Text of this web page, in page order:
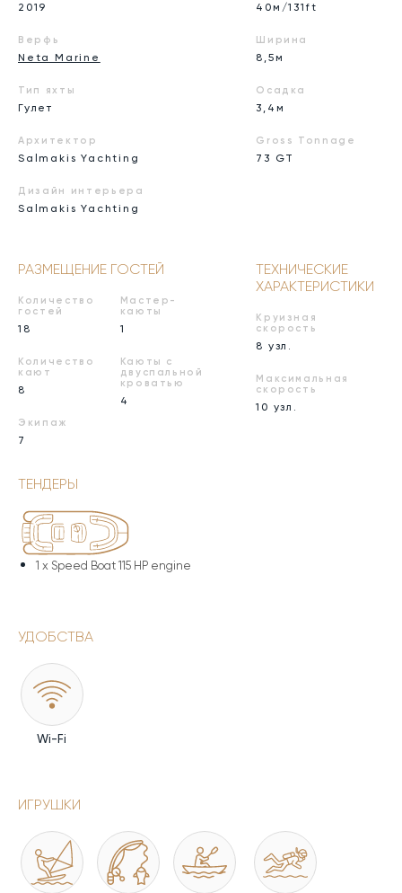
2019
Верфь
Neta Marine
Тип яхты
Гулет
Архитектор
Salmakis Yachting
Дизайн интерьера
Salmakis Yachting
40м/131ft
Ширина
8,5м
Осадка
3,4м
Gross Tonnage
73 GT
РАЗМЕЩЕНИЕ ГОСТЕЙ
Количество
гостей
18
Количество
кают
8
Экипаж
7
Мастер-
каюты
1
Каюты с
двуспальной
кроватью
4
ТЕХНИЧЕСКИЕ
ХАРАКТЕРИСТИКИ
Круизная
скорость
8 узл.
Максимальная
скорость
10 узл.
ТЕНДЕРЫ
1 x Speed Boat 115 HP engine
УДОБСТВА
Wi-Fi
ИГРУШКИ